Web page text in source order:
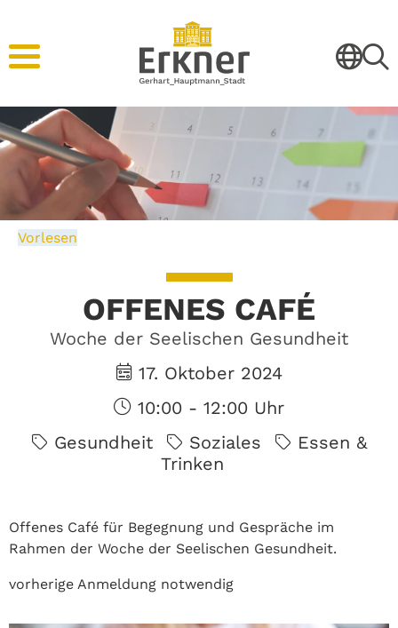
Vorlesen
OFFENES CAFÉ
Woche der Seelischen Gesundheit
17. Oktober 2024
10:00 - 12:00 Uhr
Gesundheit
Soziales
Essen &
Trinken
Offenes Café für Begegnung und Gespräche im
Rahmen der Woche der Seelischen Gesundheit.
vorherige Anmeldung notwendig